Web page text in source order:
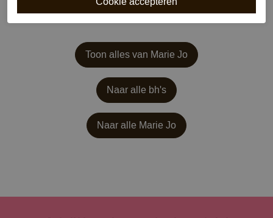
Toon alles van Marie Jo
Naar alle bh's
Naar alle Marie Jo